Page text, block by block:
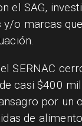
el SAG,
o marcas
SERNAC
casi $400
por un
de